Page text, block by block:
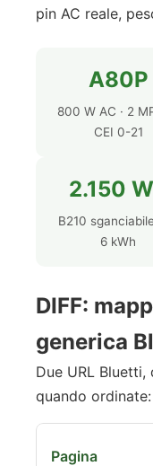
pin AC reale,
A80P
800 W AC · 2
CEI 0-21
2.150
B210
6 kWh
DIFF:
generica
Due URL
quando ordinate: